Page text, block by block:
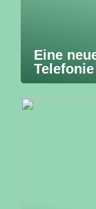
Eine